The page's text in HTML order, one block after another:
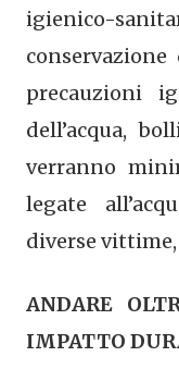
igienico-
conservazione
precauzioni
dell’acqua,
verranno
legate
diverse
ANDARE
IMPATTO